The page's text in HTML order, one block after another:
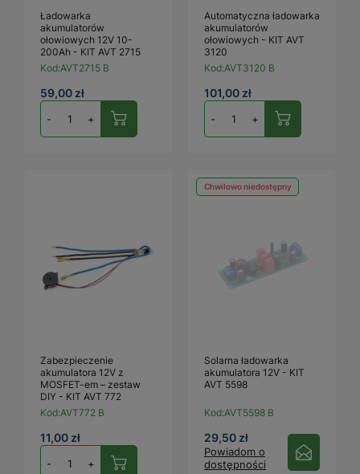
Ładowarka
akumulatorów
ołowiowych 12V 10-
200Ah - KIT AVT 2715
Kod:AVT2715 B
59,00 zł
- +
Automatyczna ładowarka
akumulatorów
ołowiowych - KIT AVT
3120
Kod:AVT3120 B
101,00 zł
- +
Zabezpieczenie
akumulatora 12V z
MOSFET-em – zestaw
DIY - KIT AVT 772
Kod:AVT772 B
11,00 zł
- +
Chwilowo niedostępny
Solarna ładowarka
akumulatora 12V - KIT
AVT 5598
Kod:AVT5598 B
29,50 zł
Powiadom o
dostępności